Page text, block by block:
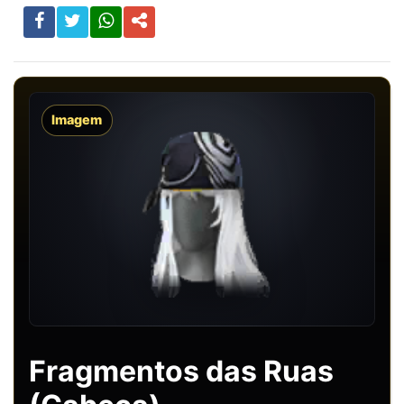
Imagem
Fragmentos das Ruas